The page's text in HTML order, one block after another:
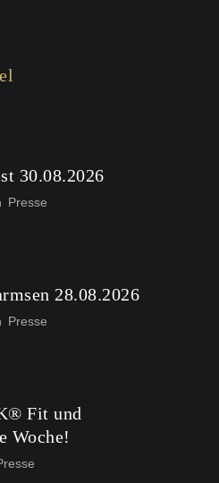
30.08.2026
Presse
28.08.2026
Presse
Fit und
Woche!